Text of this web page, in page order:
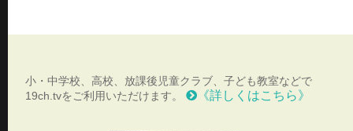
小・中学校、高校、放課後児童クラブ、子ども教室などで
19ch.tvをご利用いただけます。
《詳しくはこちら》